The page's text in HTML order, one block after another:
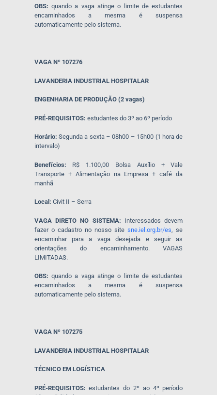
OBS: quando a vaga atinge o limite de estudantes
encaminhados a mesma é suspensa
automaticamente pelo sistema.
VAGA Nº 107276
LAVANDERIA INDUSTRIAL HOSPITALAR
ENGENHARIA DE PRODUÇÃO (2 vagas)
PRÉ-REQUISITOS: estudantes do 3º ao 6º período
Horário: Segunda a sexta – 08h00 – 15h00 (1 hora de
intervalo)
Benefícios: R$ 1.100,00 Bolsa Auxílio + Vale
Transporte + Alimentação na Empresa + café da
manhã
Local: Civit II – Serra
VAGA DIRETO NO SISTEMA: Interessados devem
fazer o cadastro no nosso sitesne.iel.org.br/es , se
encaminhar para a vaga desejada e seguir as
orientações do encaminhamento. VAGAS
LIMITADAS.
OBS: quando a vaga atinge o limite de estudantes
encaminhados a mesma é suspensa
automaticamente pelo sistema.
VAGA Nº 107275
LAVANDERIA INDUSTRIAL HOSPITALAR
TÉCNICO EM LOGÍSTICA
PRÉ-REQUISITOS: estudantes do 2º ao 4º período